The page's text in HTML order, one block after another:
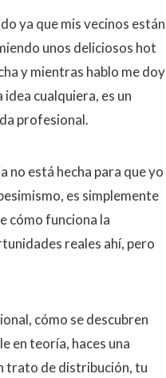
ya que mis vecinos están
unos deliciosos hot
y mientras hablo me doy
cualquiera, es un
profesional.
no está hecha para que yo
es simplemente
cómo funciona la
reales ahí, pero
cómo se descubren
en teoría, haces una
trato de distribución, tu